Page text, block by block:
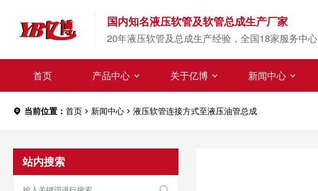
国内知名液压软管及软管总成生产厂家
20年液压软管及总成生产经验，全国18家服务中心
首页 产品中心 关于亿博 新闻中心
当前位置： 首页 新闻中心 液压软管连接方式至液压油管总成
站内搜索